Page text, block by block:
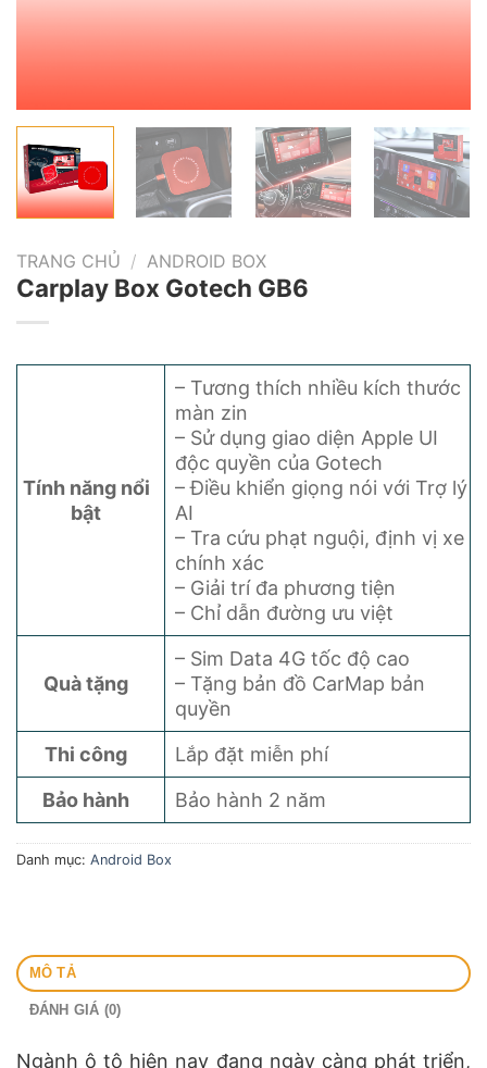
TRANG CHỦ / ANDROID BOX
Carplay Box Gotech GB6
Tính năng nổi
bật
– Tương thích nhiều kích thước
màn zin
– Sử dụng giao diện Apple UI
độc quyền của Gotech
– Điều khiển giọng nói với Trợ lý
AI
– Tra cứu phạt nguội, định vị xe
chính xác
– Giải trí đa phương tiện
– Chỉ dẫn đường ưu việt
Quà tặng
– Sim Data 4G tốc độ cao
– Tặng bản đồ CarMap bản
quyền
Thi công
Lắp đặt miễn phí
Bảo hành
Bảo hành 2 năm
Danh mục: Android Box
MÔ TẢ
ĐÁNH GIÁ (0)
Ngành ô tô hiện nay đang ngày càng phát triển,